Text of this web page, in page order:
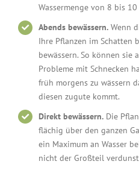
Wassermenge von 8 bis
Abends bewässern.Wenn
Ihre Pflanzen im Schatten
bewässern. So können sie
Probleme mit Schnecken
früh morgens zu wässern
diesen zugute kommt.
Direkt bewässern.Die
flächig über den ganzen
ein Maximum an Wasser
nicht der Großteil